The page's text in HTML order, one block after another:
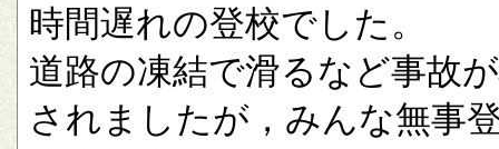
時間遅れの登校でした。
道路の凍結で滑るなど事故
されましたが，みんな無事